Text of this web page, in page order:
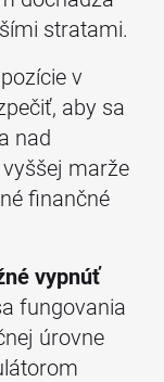
stratami.
v
aby sa
nad
marže
finančné
vypnúť
fungovania
úrovne